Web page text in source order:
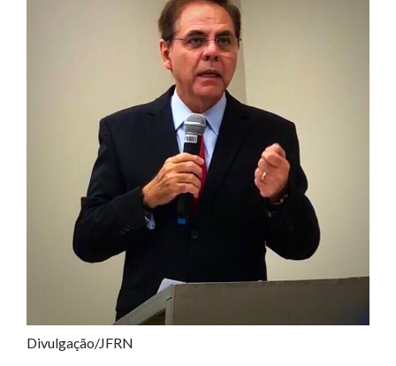
Divulgação/JFRN